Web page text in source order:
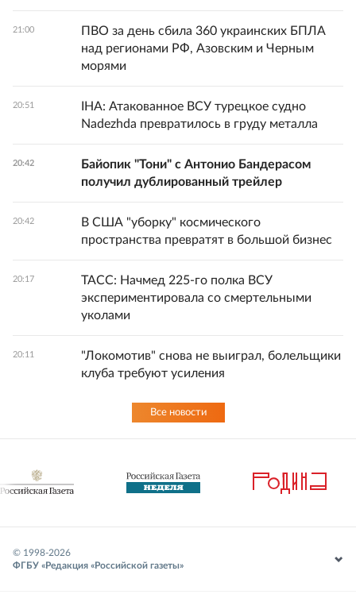
21:00
ПВО за день сбила 360 украинских БПЛА
над регионами РФ, Азовским и Черным
морями
20:51
IHA: Атакованное ВСУ турецкое судно
Nadezhda превратилось в груду металла
20:42
Байопик "Тони" с Антонио Бандерасом
получил дублированный трейлер
20:42
В США "уборку" космического
пространства превратят в большой бизнес
20:17
ТАСС: Начмед 225-го полка ВСУ
экспериментировала со смертельными
уколами
20:11
"Локомотив" снова не выиграл, болельщики
клуба требуют усиления
Все новости
© 1998-2026
ФГБУ «Редакция «Российской газеты»